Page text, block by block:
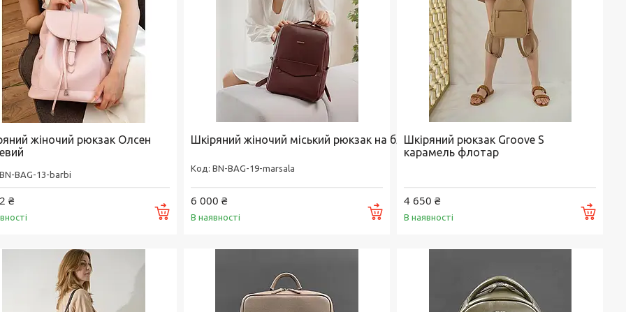
жіночий рюкзак Олсен
BN-BAG-13-barbi
₴
Купити
Шкіряний жіночий міський рюкзак на блискавці Cooper марсала флотар
BN-BAG-19-marsala
6 000 ₴
В наявності Купити
Шкіряний рюкзак Groove S
карамель флотар
4 650 ₴
В наявності